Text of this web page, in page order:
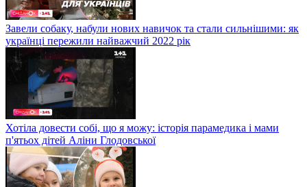
Завели собаку, набули нових навичок та стали сильнішими: як
українці пережили найважчий 2022 рік
Хотіла довести собі, що я можу: історія парамедика і мами
п'ятьох дітей Аліни Глодовської